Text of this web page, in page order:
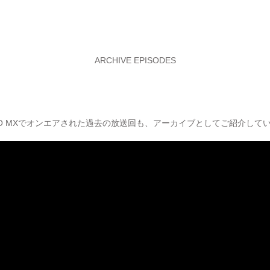
ARCHIVE EPISODES
MXでオンエアされた過去の放送回も、アーカイブとしてご紹介して